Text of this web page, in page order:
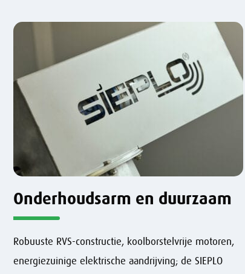
Onderhoudsarm en duurzaam
Robuuste RVS-constructie, koolborstelvrije motoren,
energiezuinige elektrische aandrijving; de SIEPLO